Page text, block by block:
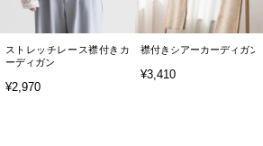
ストレッチレース襟付きカ
ーディガン
¥2,970
襟付きシアーカーディガン
¥3,410